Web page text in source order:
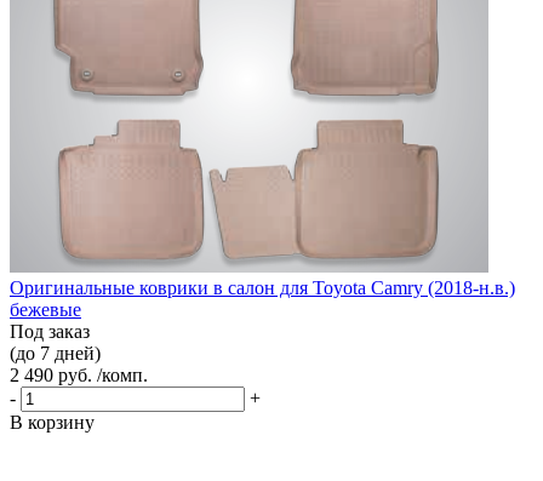
Оригинальные коврики в салон для Toyota Camry (2018-н.в.)
бежевые
Под заказ
(до 7 дней)
2 490 руб. /комп.
-
+
В корзину